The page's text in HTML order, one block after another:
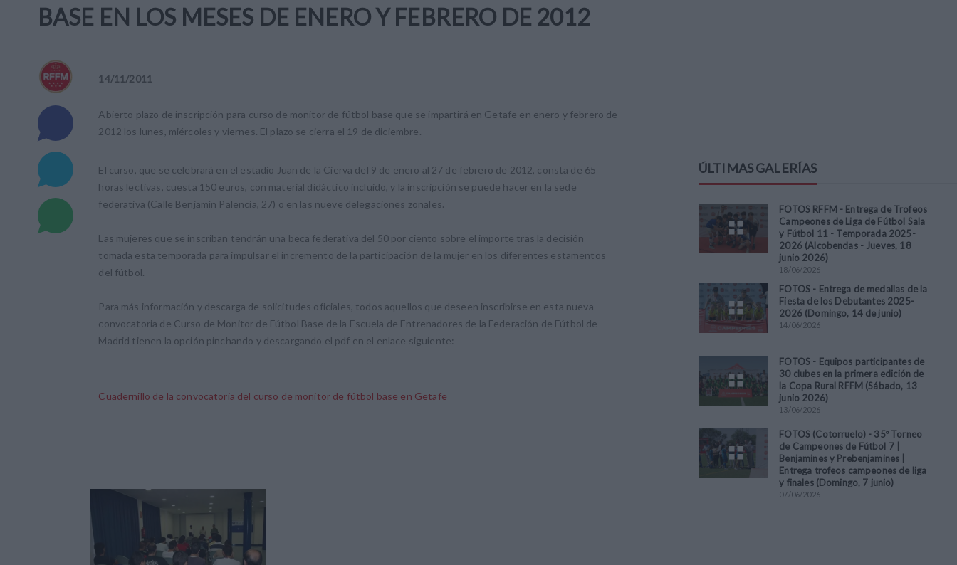
BASE EN LOS MESES DE ENERO Y FEBRERO DE 2012
14/11/2011
Abierto plazo de inscripción para curso de monitor de fútbol base que se impartirá en Getafe en enero y febrero de
2012 los lunes, miércoles y viernes. El plazo se cierra el 19 de diciembre.
El curso, que se celebrará en el estadio Juan de la Cierva del 9 de enero al 27 de febrero de 2012, consta de 65
horas lectivas, cuesta 150 euros, con material didáctico incluido, y la inscripción se puede hacer en la sede
federativa (Calle Benjamín Palencia, 27) o en las nueve delegaciones zonales.
Las mujeres que se inscriban tendrán una beca federativa del 50 por ciento sobre el importe tras la decisión
tomada esta temporada para impulsar el incremento de la participación de la mujer en los diferentes estamentos
del fútbol.
Para más información y descarga de solicitudes oficiales, todos aquellos que deseen inscribirse en esta nueva
convocatoria de Curso de Monitor de Fútbol Base de la Escuela de Entrenadores de la Federación de Fútbol de
Madrid tienen la opción pinchando y descargando el pdf en el enlace siguiente:
Cuadernillo de la convocatoria del curso de monitor de fútbol base en Getafe
ÚLTIMAS GALERÍAS
FOTOS RFFM - Entrega de Trofeos
Campeones de Liga de Fútbol Sala
y Fútbol 11 - Temporada 2025-
2026 (Alcobendas - Jueves, 18
junio 2026)
18/06/2026
FOTOS - Entrega de medallas de la
Fiesta de los Debutantes 2025-
2026 (Domingo, 14 de junio)
14/06/2026
FOTOS - Equipos participantes de
30 clubes en la primera edición de
la Copa Rural RFFM (Sábado, 13
junio 2026)
13/06/2026
FOTOS (Cotorruelo) - 35º Torneo
de Campeones de Fútbol 7 |
Benjamines y Prebenjamines |
Entrega trofeos campeones de liga
y finales (Domingo, 7 junio)
07/06/2026